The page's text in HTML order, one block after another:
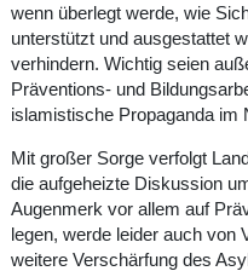
wenn überlegt werde, wie
unterstützt und ausgestattet
verhindern. Wichtig seien
Präventions- und
islamistische Propaganda im
Mit großer Sorge verfolgt
die aufgeheizte Diskussion
Augenmerk vor allem auf
legen, werde leider auch von
weitere Verschärfung des